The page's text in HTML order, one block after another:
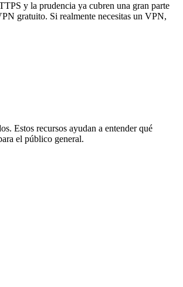
y la prudencia ya cubren una gran parte
gratuito. Si realmente necesitas un VPN,
Estos recursos ayudan a entender qué
el público general.